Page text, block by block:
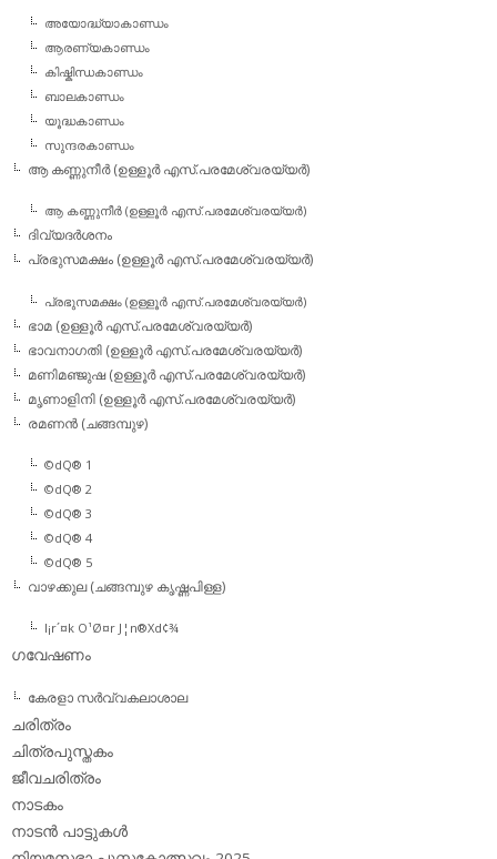
അയോദ്ധ്യാകാണ്ഡം
ആരണ്യകാണ്ഡം
കിഷ്കിന്ധകാണ്ഡം
ബാലകാണ്ഡം
യൂദ്ധകാണ്ഡം
സുന്ദരകാണ്ഡം
ആ കണ്ണുനീര്‍ (ഉള്ളൂര്‍ എസ്.പരമേശ്വരയ്യര്‍)
ആ കണ്ണുനീര്‍ (ഉള്ളൂര്‍ എസ്.പരമേശ്വരയ്യര്‍)
ദിവ്യദര്‍ശനം
പ്രഭുസമക്ഷം (ഉള്ളൂര്‍ എസ്.പരമേശ്വരയ്യര്‍)
പ്രഭുസമക്ഷം (ഉള്ളൂര്‍ എസ്.പരമേശ്വരയ്യര്‍)
ഭാമ (ഉള്ളൂര്‍ എസ്.പരമേശ്വരയ്യര്‍)
ഭാവനാഗതി (ഉള്ളൂര്‍ എസ്.പരമേശ്വരയ്യര്‍)
മണിമഞ്ജുഷ (ഉള്ളൂര്‍ എസ്.പരമേശ്വരയ്യര്‍)
മൃണാളിനി (ഉള്ളൂര്‍ എസ്.പരമേശ്വരയ്യര്‍)
രമണന്‍ (ചങ്ങമ്പുഴ)
©dQ® 1
©dQ® 2
©dQ® 3
©dQ® 4
©dQ® 5
വാഴക്കുല (ചങ്ങമ്പുഴ കൃഷ്ണപിള്ള)
l¡r´¤k O¹Ø¤r J¦n®Xd¢¾
ഗവേഷണം
കേരളാ സര്‍വ്വകലാശാല
ചരിത്രം
ചിത്രപുസ്തകം
ജീവചരിത്രം
നാടകം
നാടന്‍ പാട്ടുകള്‍